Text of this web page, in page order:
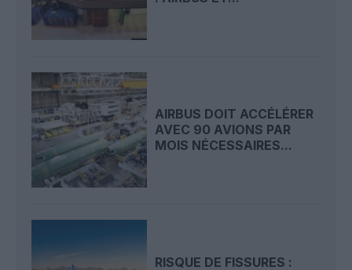
AIRBUS DOIT ACCÉLÉRER
AVEC 90 AVIONS PAR
MOIS NÉCESSAIRES...
RISQUE DE FISSURES :